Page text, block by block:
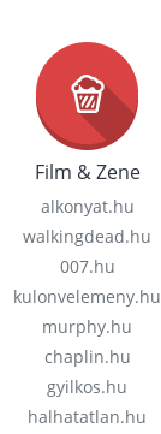
Film & Zene
alkonyat.hu
walkingdead.hu
007.hu
kulonvelemeny.hu
murphy.hu
chaplin.hu
gyilkos.hu
halhatatlan.hu